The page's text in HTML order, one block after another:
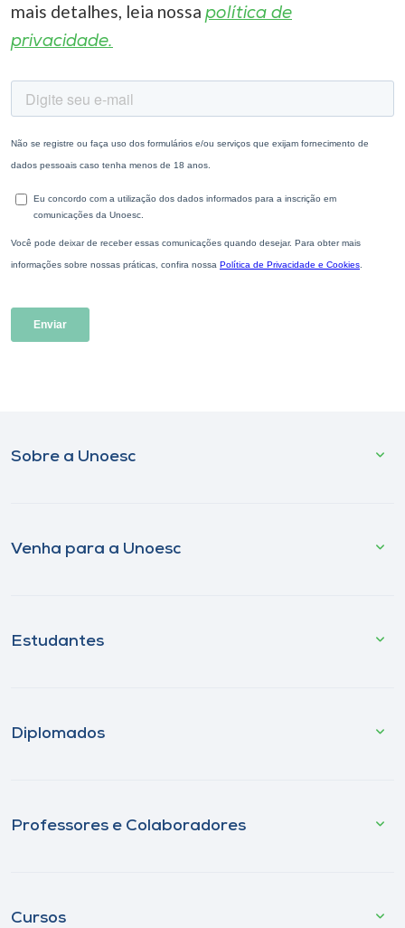
mais detalhes, leia nossa política de
privacidade.
Sobre a Unoesc
Venha para a Unoesc
Estudantes
Diplomados
Professores e Colaboradores
Cursos